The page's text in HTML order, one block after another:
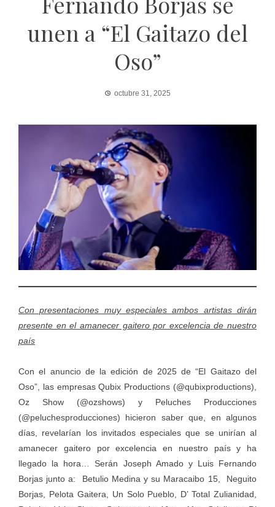
unen a “El Gaitazo del
Oso”
octubre 31, 2025
Con presentaciones muy especiales ambos artistas dirán
presente en el amanecer gaitero por excelencia de nuestro
país
Con el anuncio de la edición de 2025 de “El Gaitazo del
Oso”, las empresas Qubix Productions (@qubixproductions),
Oz Show (@ozshows) y Peluches Producciones
(@peluchesproducciones) hicieron saber que, en algunos
días, revelarían los invitados especiales que se unirían al
amanecer gaitero por excelencia en nuestro país y ha
llegado la hora… Serán Joseph Amado y Luis Fernando
Borjas junto a: Betulio Medina y su Maracaibo 15, Neguito
Borjas, Pelota Gaitera, Un Solo Pueblo, D’ Total Zulianidad,